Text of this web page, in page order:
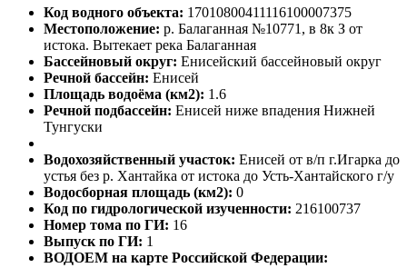
Код водного объекта: 17010800411116100007375
Местоположение: р. Балаганная №10771, в 8к З от
истока. Вытекает река Балаганная
Бассейновый округ: Енисейский бассейновый округ
Речной бассейн: Енисей
Площадь водоёма (км2): 1.6
Речной подбассейн: Енисей ниже впадения Нижней
Тунгуски
Водохозяйственный участок: Енисей от в/п г.Игарка до
устья без р. Хантайка от истока до Усть-Хантайского г/у
Водосборная площадь (км2): 0
Код по гидрологической изученности: 216100737
Номер тома по ГИ: 16
Выпуск по ГИ: 1
ВОДОЕМ на карте Российской Федерации: